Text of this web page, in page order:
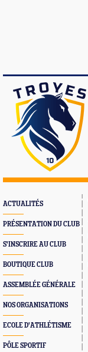
ACTUALITÉS
PRÉSENTATION DU CLUB
S'INSCRIRE AU CLUB
BOUTIQUE CLUB
ASSEMBLÉE GÉNÉRALE
NOS ORGANISATIONS
ECOLE D'ATHLÉTISME
PÔLE SPORTIF